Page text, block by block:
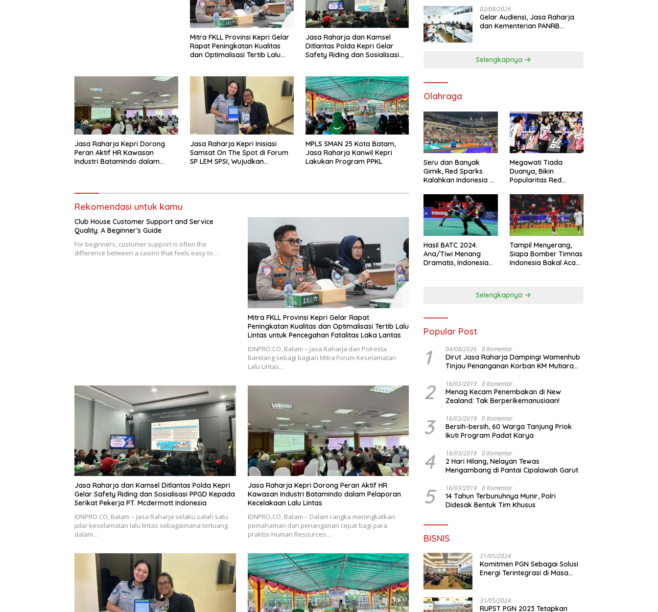
Mitra FKLL Provinsi Kepri Gelar
Rapat Peningkatan Kualitas
dan Optimalisasi Tertib Lalu
Jasa Raharja dan Kamsel
Ditlantas Polda Kepri Gelar
Safety Riding dan Sosialisasi
Jasa Raharja Kepri Dorong
Peran Aktif HR Kawasan
Industri Batamindo dalam
Jasa Raharja Kepri Inisiasi
Samsat On The Spot di Forum
SP LEM SPSI, Wujudkan
MPLS SMAN 25 Kota Batam,
Jasa Raharja Kanwil Kepri
Lakukan Program PPKL
Rekomendasi untuk kamu
Club House Customer Support and Service
Quality: A Beginner’s Guide
For beginners, customer support is often the
difference between a casino that feels easy to…
Mitra FKLL Provinsi Kepri Gelar Rapat
Peningkatan Kualitas dan Optimalisasi Tertib Lalu
Lintas untuk Pencegahan Fatalitas Laka Lantas
IDNPRO.CO, Batam – Jasa Raharja dan Polresta
Barelang sebagi bagian Mitra Forum Keselamatan
Lalu Lintas…
Jasa Raharja dan Kamsel Ditlantas Polda Kepri
Gelar Safety Riding dan Sosialisasi PPGD Kepada
Serikat Pekerja PT. Mcdermott Indonesia
IDNPRO.CO, Batam – Jasa Raharja selaku salah satu
pilar keselamatan lalu lintas sebagaimana tertuang
dalam…
Jasa Raharja Kepri Dorong Peran Aktif HR
Kawasan Industri Batamindo dalam Pelaporan
Kecelakaan Lalu Lintas
IDNPRO.CO, Batam – Dalam rangka meningkatkan
pemahaman dan penanganan cepat bagi para
praktisi Human Resources…
02/08/2026
Gelar Audiensi, Jasa Raharja
dan Kementerian PANRB
Selengkapnya
Olahraga
Seru dan Banyak
Gimik, Red Sparks
Kalahkan Indonesia All
Megawati Tiada
Duanya, Bikin
Popularitas Red
Hasil BATC 2024:
Ana/Tiwi Menang
Dramatis, Indonesia
Tampil Menyerang,
Siapa Bomber Timnas
Indonesia Bakal Acak-
Selengkapnya
Popular Post
1 04/08/2026 0 Komentar
Dirut Jasa Raharja Dampingi Wamenhub
Tinjau Penanganan Korban KM Mutiara
2 16/03/2019 0 Komentar
Menag Kecam Penembakan di New
Zealand: Tak Berperikemanusiaan!
3 16/03/2019 0 Komentar
Bersih-bersih, 60 Warga Tanjung Priok
Ikuti Program Padat Karya
4 16/03/2019 0 Komentar
2 Hari Hilang, Nelayan Tewas
Mengambang di Pantai Cipalawah Garut
5 16/03/2019 0 Komentar
14 Tahun Terbunuhnya Munir, Polri
Didesak Bentuk Tim Khusus
BISNIS
31/05/2024
Komitmen PGN Sebagai Solusi
Energi Terintegrasi di Masa
31/05/2024
RUPST PGN 2023 Tetapkan